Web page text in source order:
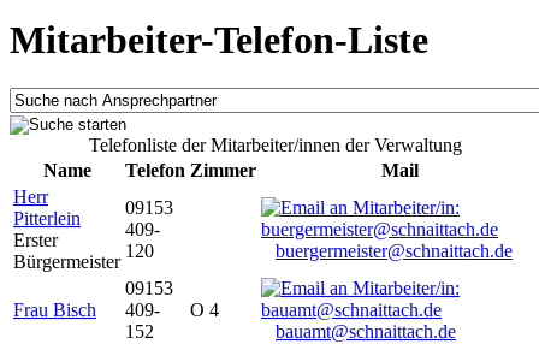
Mitarbeiter-Telefon-Liste
Telefonliste der Mitarbeiter/innen der Verwaltung
Name
Telefon Zimmer
Mail
Herr
Pitterlein
Erster
Bürgermeister
09153
409-
120
buergermeister@schnaittach.de
Frau Bisch
09153
409-
152
O 4
bauamt@schnaittach.de